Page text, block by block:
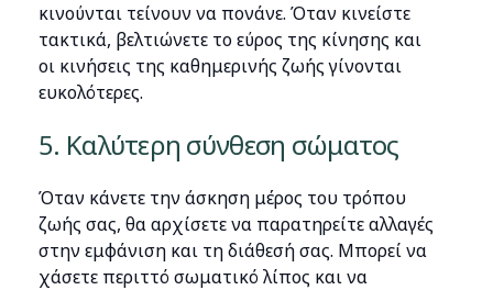
κινούνται τείνουν να πονάνε. Όταν κινείστε
τακτικά, βελτιώνετε το εύρος της κίνησης και
οι κινήσεις της καθημερινής ζωής γίνονται
ευκολότερες.
5. Καλύτερη σύνθεση σώματος
Όταν κάνετε την άσκηση μέρος του τρόπου
ζωής σας, θα αρχίσετε να παρατηρείτε αλλαγές
στην εμφάνιση και τη διάθεσή σας. Μπορεί να
χάσετε περιττό σωματικό λίπος και να